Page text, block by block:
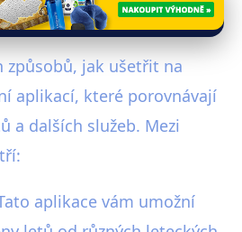
způsobů, jak ušetřit na
aplikací, které porovnávají
a dalších služeb. Mezi
aplikace vám umožní